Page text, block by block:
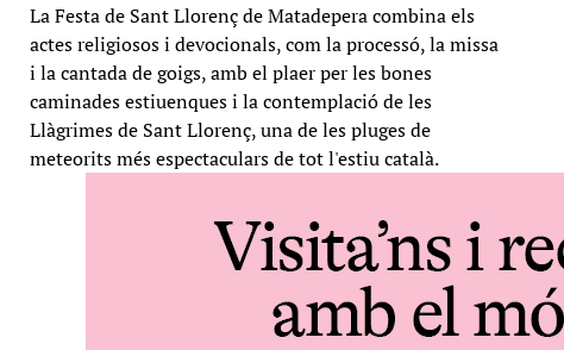
La Festa de Sant Llorenç de Matadepera combina els
actes religiosos i devocionals, com la processó, la missa
i la cantada de goigs, amb el plaer per les bones
caminades estiuenques i la contemplació de les
Llàgrimes de Sant Llorenç, una de les pluges de
meteorits més espectaculars de tot l'estiu català.